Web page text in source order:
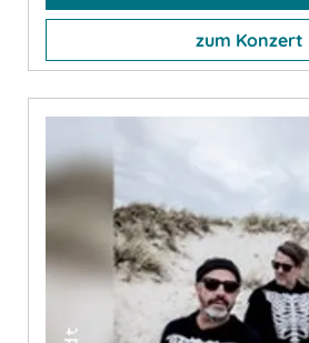
zum Konzert